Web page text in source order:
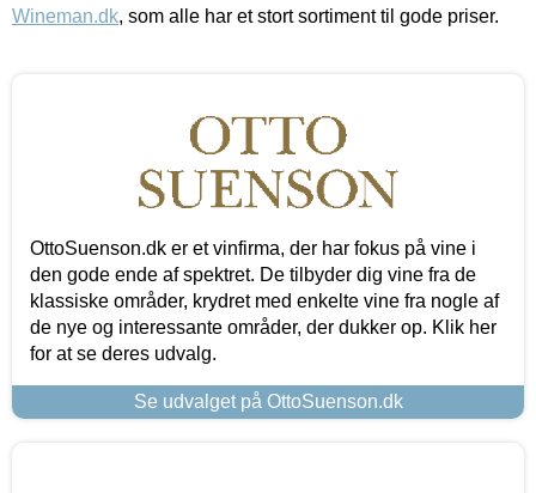
Wineman.dk, som alle har et stort sortiment til gode priser.
OttoSuenson.dk er et vinfirma, der har fokus på vine i
den gode ende af spektret. De tilbyder dig vine fra de
klassiske områder, krydret med enkelte vine fra nogle af
de nye og interessante områder, der dukker op. Klik her
for at se deres udvalg.
Se udvalget på OttoSuenson.dk